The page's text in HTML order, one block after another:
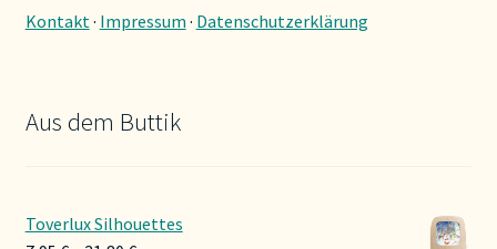
Kontakt· Impressum · Datenschutzerklärung
Aus dem Buttik
Toverlux Silhouettes